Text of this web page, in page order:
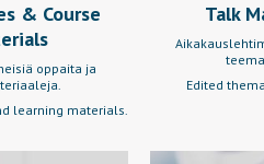
& Course
oppaita ja
learning materials.
Talk
Edited